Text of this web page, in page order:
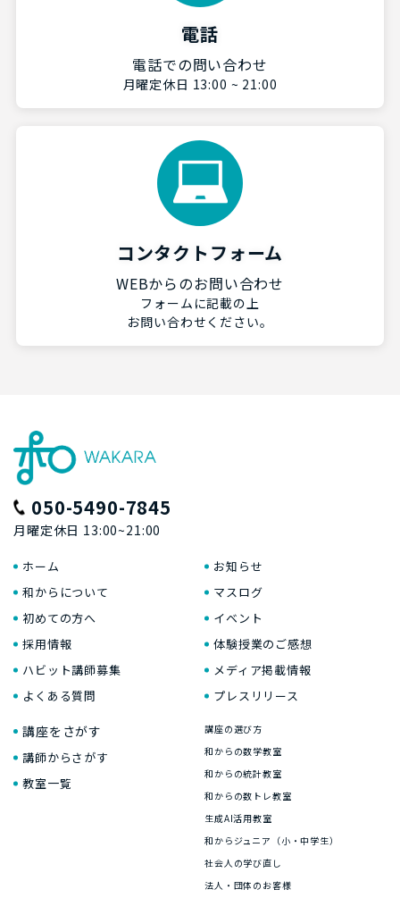
電話
電話での問い合わせ
月曜定休日 13:00 ~ 21:00
コンタクトフォーム
WEBからのお問い合わせ
フォームに記載の上
お問い合わせください。
050-5490-7845
月曜定休日 13:00~21:00
ホーム
和からについて
初めての方へ
採用情報
ハビット講師募集
よくある質問
お知らせ
マスログ
イベント
体験授業のご感想
メディア掲載情報
プレスリリース
講座をさがす
講師からさがす
教室一覧
講座の選び方
和からの数学教室
和からの統計教室
和からの数トレ教室
生成AI活用教室
和からジュニア（小・中学生）
社会人の学び直し
法人・団体のお客様